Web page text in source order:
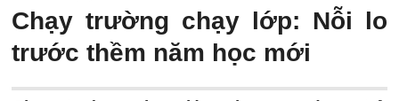
Chạy trường chạy lớp: Nỗi lo
trước thềm năm học mới